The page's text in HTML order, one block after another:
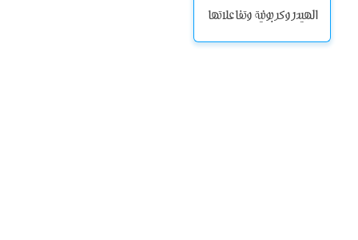
الهيدروكربونية وتفاعلاتها